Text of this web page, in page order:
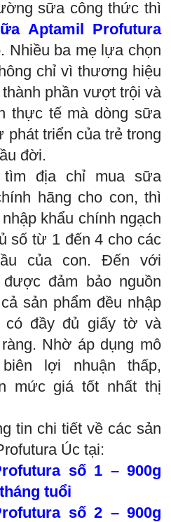
sữa công thức thì
Aptamil Profutura
Nhiều ba mẹ lựa chọn
chỉ vì thương hiệu
phần vượt trội và
thực tế mà dòng sữa
phát triển của trẻ trong
đời.
địa chỉ mua sữa
hãng cho con, thì
khẩu chính ngạch
số từ 1 đến 4 cho các
của con. Đến với
đảm bảo nguồn
sản phẩm đều nhập
có đầy đủ giấy tờ và
Nhờ áp dụng mô
lợi nhuận thấp,
mức giá tốt nhất thị
tin chi tiết về các sản
Úc tại:
số 1 – 900g
tuổi
số 2 – 900g